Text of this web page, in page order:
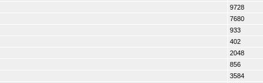
9728
7680
933
402
2048
856
3584